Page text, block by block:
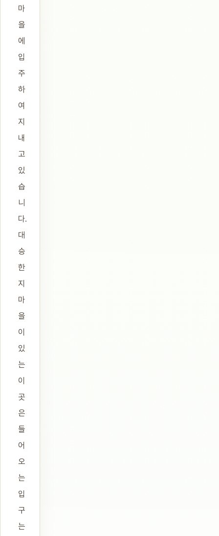
마
을
에
입
주
하
여
지
내
고
있
습
니
다.
대
승
한
지
마
을
이
있
는
이
곳
은
들
어
오
는
입
구
는